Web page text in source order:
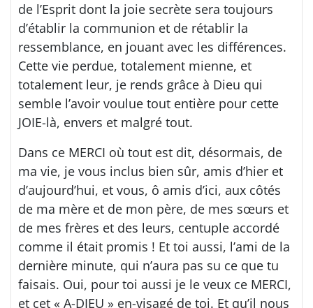
de l’Esprit dont la joie secrète sera toujours
d’établir la communion et de rétablir la
ressemblance, en jouant avec les différences.
Cette vie perdue, totalement mienne, et
totalement leur, je rends grâce à Dieu qui
semble l’avoir voulue tout entière pour cette
JOIE-là, envers et malgré tout.
Dans ce MERCI où tout est dit, désormais, de
ma vie, je vous inclus bien sûr, amis d’hier et
d’aujourd’hui, et vous, ô amis d’ici, aux côtés
de ma mère et de mon père, de mes sœurs et
de mes frères et des leurs, centuple accordé
comme il était promis ! Et toi aussi, l’ami de la
dernière minute, qui n’aura pas su ce que tu
faisais. Oui, pour toi aussi je le veux ce MERCI,
et cet « A-DIEU » en-visagé de toi. Et qu’il nous